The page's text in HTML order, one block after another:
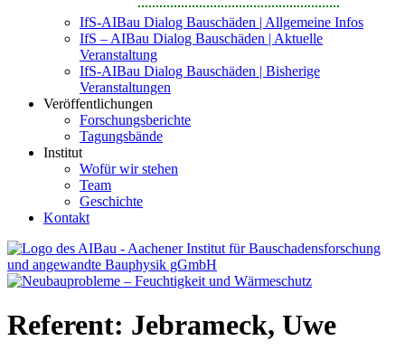
IfS-AIBau Dialog Bauschäden | Allgemeine Infos
IfS – AIBau Dialog Bauschäden | Aktuelle
Veranstaltung
IfS-AIBau Dialog Bauschäden | Bisherige
Veranstaltungen
Veröffentlichungen
Forschungsberichte
Tagungsbände
Institut
Wofür wir stehen
Team
Geschichte
Kontakt
angewandte Bauphysik
Referent: Jebrameck, Uwe